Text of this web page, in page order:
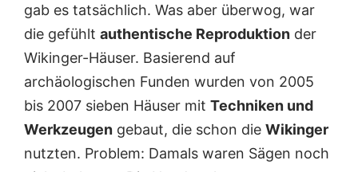
gab es tatsächlich. Was aber überwog, war
die gefühlt authentische Reproduktion der
Wikinger-Häuser. Basierend auf
archäologischen Funden wurden von 2005
bis 2007 sieben Häuser mit Techniken und
Werkzeugen gebaut, die schon die Wikinger
nutzten. Problem: Damals waren Sägen noch